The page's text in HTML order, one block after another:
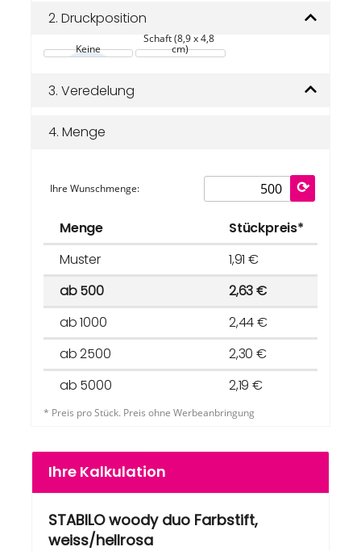
2. Druckposition
Keine
Schaft (8,9 x 4,8
cm)
3. Veredelung
4. Menge
Ihre Wunschmenge:
Menge
Stückpreis*
Muster
1,91 €
ab 500
2,63 €
ab 1000
2,44 €
ab 2500
2,30 €
ab 5000
2,19 €
* Preis pro Stück. Preis ohne Werbeanbringung
Ihre Kalkulation
STABILO woody duo Farbstift,
weiss/hellrosa